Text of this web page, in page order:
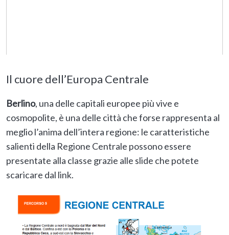
Il cuore dell’Europa Centrale
Berlino, una delle capitali europee più vive e
cosmopolite, è una delle città che forse rappresenta al
meglio l’anima dell’intera regione: le caratteristiche
salienti della Regione Centrale possono essere
presentate alla classe grazie alle slide che potete
scaricare dal link.